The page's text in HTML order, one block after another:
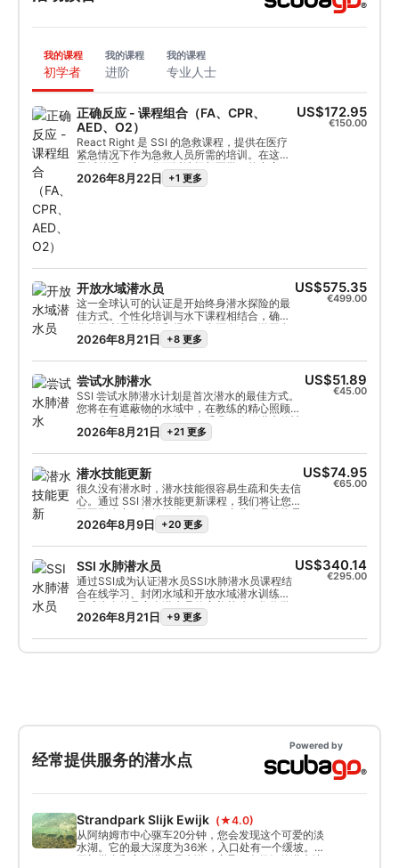
我的课程
初学者
我的课程
进阶
我的课程
专业人士
正确反应 - 课程组合（FA、CPR、
AED、O2）
React Right 是 SSI 的急救课程，提供在医疗
紧急情况下作为急救人员所需的培训。在这个
灵活的课程中，您可以选择想要学习的内容，
包括急救、心肺复苏和初级稳定技术。您还可
SSI React Right 认证。立即开始
2026年8月22日 +1 更多
US$172.95
€150.00
开放水域潜水员
这一全球认可的认证是开始终身潜水探险的最
佳方式。个性化培训与水下课程相结合，确保
您掌握所需的技能和经验，真正在水下游刃有
余。您也应该获得 SSI 开放水域潜水证书！
2026年8月21日 +8 更多
US$575.35
€499.00
尝试水肺潜水
SSI 尝试水肺潜水计划是首次潜水的最佳方式。
您将在有遮蔽物的水域中，在教练的精心照顾
下，享受水下难忘的第一次呼吸，体验潜水的神
奇魅力。在这个短期课程结束时，您将获得 SSI
地方潜水。无穷无尽的潜水探险在等着您，而本
课程就是一切的开始。让我们今天就开始吧。
2026年8月21日 +21 更多
US$51.89
€45.00
潜水技能更新
很久没有潜水时，潜水技能很容易生疏和失去信
心。通过 SSI 潜水技能更新课程，我们将让您立
即回到水中，轻松潜水。在 SSI 专业人员的指导
下，您可以通过水肺技能更新课程复习和练习在
非常适合在潜水假期前参加，这样您就可以少花
时间担心自己的技能，多花时间欣赏海洋生物。
如果您是未获得认证的开放水域潜水员，那么水
肺技能更新课程是您在开放水域培训潜水前练习
潜水技能的理想选择。由于没有固定的课程时
间，您可以慢慢来，专注于您需要帮助的技能。
2026年8月9日 +20 更多
US$74.95
€65.00
SSI 水肺潜水员
通过SSI成为认证潜水员SSI水肺潜水员课程结
合在线学习、封闭水域和开放水域潜水训练，
是成为自信且安全潜水员的完美基础。您将学
习在SSI专业人士指导下，在水深12米以内的
您将完成开放水域潜水员课程近一半的内容，
并可轻松升级您的认证。您只需完成剩余的理
2026年8月21日 +9 更多
US$340.14
€295.00
经常提供服务的潜水点
Powered by
Strandpark Slijk Ewijk (★4.0)
从阿纳姆市中心驱车20分钟，您会发现这个可爱的淡
水湖。它的最大深度为36米，入口处有一个缓坡。对
于初学者和高级潜水员来说，这是一个很好的潜水地